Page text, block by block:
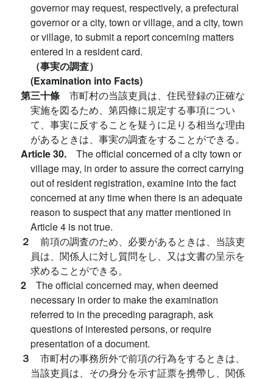
governor may request, respectively, a prefectural
governor or a city, town or village, and a city, town
or village, to submit a report concerning matters
entered in a resident card.
（事実の調査）
(Examination into Facts)
第三十條 市町村の当該吏員は、住民登録の正確な
実施を図るため、第四條に規定する事項につい
て、事実に反することを疑うに足りる相当な理由
があるときは、事実の調査をすることができる。
Article 30. The official concerned of a city town or
village may, in order to assure the correct carrying
out of resident registration, examine into the fact
concerned at any time when there is an adequate
reason to suspect that any matter mentioned in
Article 4 is not true.
２ 前項の調査のため、必要があるときは、当該吏
員は、関係人に対し質問をし、又は文書の呈示を
求めることができる。
2 The official concerned may, when deemed
necessary in order to make the examination
referred to in the preceding paragraph, ask
questions of interested persons, or require
presentation of a document.
３ 市町村の事務所外で前項の行為をするときは、
当該吏員は、その身分を示す証票を携帶し、関係